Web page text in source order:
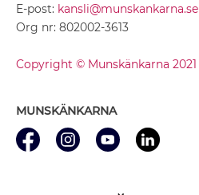
E-post: kansli@munskankarna.se
Org nr: 802002-3613
Copyright © Munskänkarna 2021
MUNSKÄNKARNA